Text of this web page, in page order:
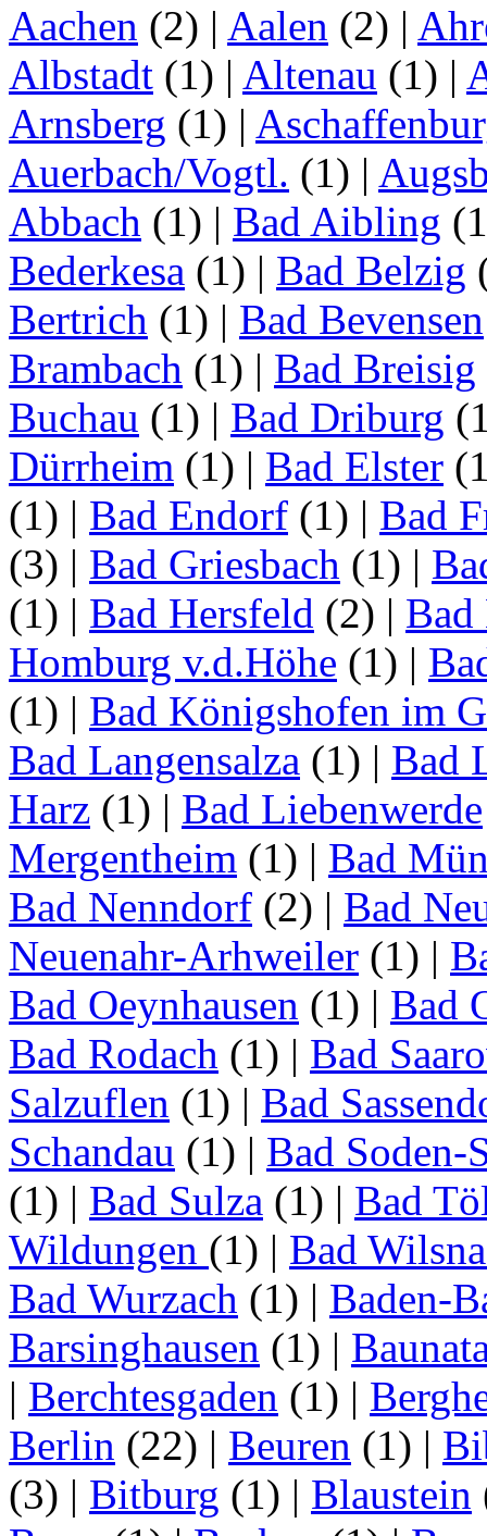
Aachen (2) | Aalen (2) |
Albstadt (1) | Altenau (1) |
Arnsberg (1) |
Auerbach/Vogtl. (1) |
Abbach (1) | Bad Aibling
Bederkesa (1) | Bad Belzig
Bertrich (1) | Bad Bevensen
Brambach (1) | Bad Breisig
Buchau (1) | Bad Driburg
Dürrheim (1) | Bad Elster
(1) | Bad Endorf (1) | Bad
(3) | Bad Griesbach (1) |
(1) | Bad Hersfeld (2) | Bad
Homburg v.d.Höhe (1) |
(1) | Bad Königshofen im
Bad Langensalza (1) | Bad
Harz (1) | Bad Liebenwerde
Mergentheim (1) | Bad
Bad Nenndorf (2) | Bad
Neuenahr-Arhweiler (1) |
Bad Oeynhausen (1) | Bad
Bad Rodach (1) | Bad
Salzuflen (1) | Bad
Schandau (1) | Bad Soden-
(1) | Bad Sulza (1) | Bad
Wildungen (1) | Bad
Bad Wurzach (1) | Baden-
Barsinghausen (1) |
| Berchtesgaden (1) |
Berlin (22) | Beuren (1) |
(3) | Bitburg (1) | Blaustein